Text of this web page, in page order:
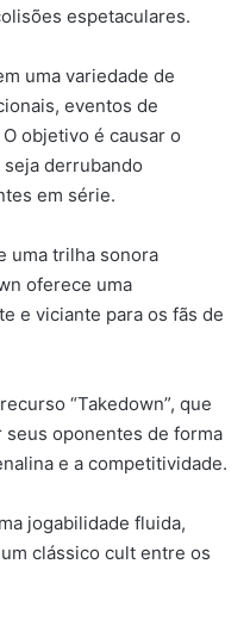
espetaculares.
uma variedade de
eventos de
objetivo é causar o
derrubando
em série.
uma trilha sonora
oferece uma
e viciante para os fãs de
“Takedown”, que
oponentes de forma
e a competitividade.
jogabilidade fluida,
clássico cult entre os